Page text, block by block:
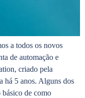
a todos os novos
de automação e
criado pela
há 5 anos. Alguns dos
de como